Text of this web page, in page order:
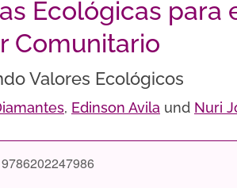
Ecológicas para
Comunitario
Valores Ecológicos
, Edinson Avila und Nuri